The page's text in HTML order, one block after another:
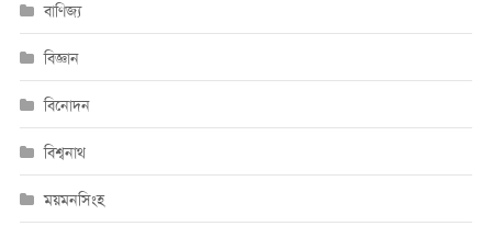
বাণিজ্য
বিজ্ঞান
বিনোদন
বিশ্বনাথ
ময়মনসিংহ